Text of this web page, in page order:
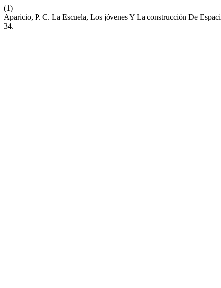
(1)
Aparicio, P. C. La Escuela, Los jóvenes Y La construcción De
34.